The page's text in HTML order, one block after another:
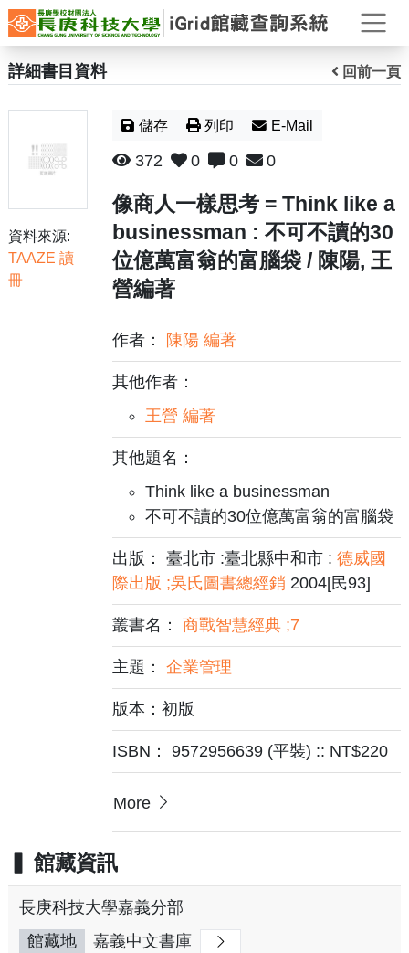
打
詳細書目資料 回前一頁
資料來源:
TAAZE 讀
冊
儲存 列印 E-Mail
372 0 0 0
像商人一樣思考 = Think like a
businessman : 不可不讀的30
位億萬富翁的富腦袋 / 陳陽, 王
營編著
作者： 陳陽 編著
其他作者：
王營 編著
其他題名：
Think like a businessman
不可不讀的30位億萬富翁的富腦袋
出版： 臺北市 :臺北縣中和市 :德威國
際出版 ;吳氏圖書總經銷 2004[民93]
叢書名：商戰智慧經典 ;7
主題：企業管理
版本：初版
ISBN： 9572956639 (平裝) :: NT$220
More
館藏資訊
長庚科技大學嘉義分部
館藏地
嘉義中文書庫